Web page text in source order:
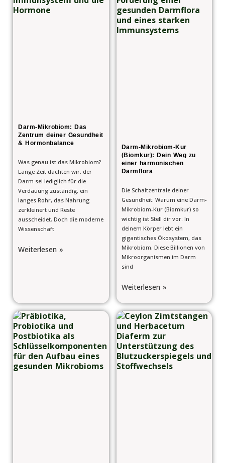
Darm-Mikrobiom: Das
Zentrum deiner Gesundheit
& Hormonbalance
Was genau ist das Mikrobiom?
Lange Zeit dachten wir, der
Darm sei lediglich für die
Verdauung zuständig, ein
langes Rohr, das Nahrung
zerkleinert und Reste
ausscheidet. Doch die moderne
Wissenschaft
Weiterlesen »
Darm-Mikrobiom-Kur
(Biomkur): Dein Weg zu
einer harmonischen
Darmflora
Die Schaltzentrale deiner
Gesundheit: Warum eine Darm-
Mikrobiom-Kur (Biomkur) so
wichtig ist Stell dir vor: In
deinem Körper lebt ein
gigantisches Ökosystem, das
Mikrobiom. Diese Billionen von
Mikroorganismen im Darm
sind
Weiterlesen »